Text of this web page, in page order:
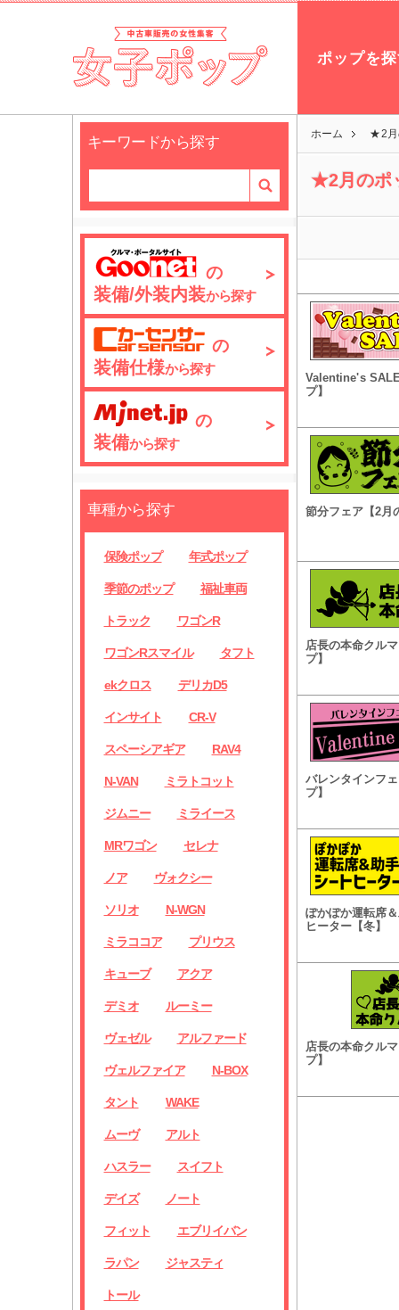
ホーム ★2月
★2月のポ
Valentine's
プ】
節分フェア【2月
店長の本命クル
プ】
バレンタインフ
プ】
ぽかぽか運転席
ヒーター【冬】
店長の本命クル
プ】
キーワードから探す
の
装備/外装内装から探す
の
装備仕様から探す
の
装備から探す
車種から探す
保険ポップ 年式ポップ
季節のポップ 福祉車両
トラック ワゴンR
ワゴンRスマイル タフト
ekクロス デリカD5
インサイト CR-V
スペーシアギア RAV4
N-VAN ミラトコット
ジムニー ミライース
MRワゴン セレナ
ノア ヴォクシー
ソリオ N-WGN
ミラココア プリウス
キューブ アクア
デミオ ルーミー
ヴェゼル アルファード
ヴェルファイア N-BOX
タント WAKE
ムーヴ アルト
ハスラー スイフト
デイズ ノート
フィット エブリイバン
ラパン ジャスティ
トール
ポップを